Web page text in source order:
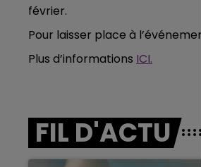
LE WEEK-END
février.
Pour laisser place à
Plus d’informations ICI.
FIL D'ACTU